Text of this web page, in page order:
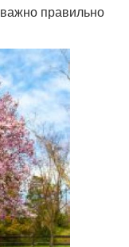
правильно